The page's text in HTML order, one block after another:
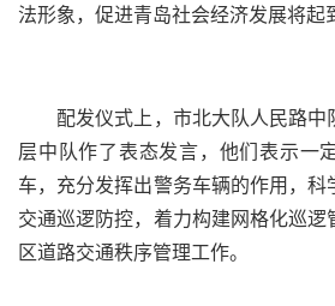
法形象，促进青岛社会经济发展将起
配发仪式上，市北大队人民路中
层中队作了表态发言，他们表示一
车，充分发挥出警务车辆的作用，
交通巡逻防控，着力构建网格化巡
区道路交通秩序管理工作。